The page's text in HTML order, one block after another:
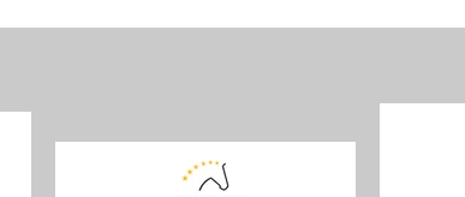
Ny starttid for Longines EEF
Kun